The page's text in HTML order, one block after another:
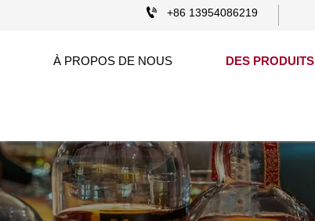
 +86 13954086219
À PROPOS DE NOUS DES PRODUITS